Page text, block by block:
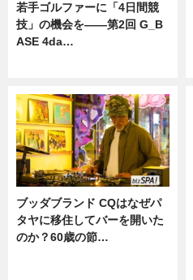
若手ゴルファーに「4日間競
技」の機会を——第2回 G_B
ASE 4da…
ブッダブランド CQはなぜパ
タヤに移住してバーを開いた
のか？60歳の節…